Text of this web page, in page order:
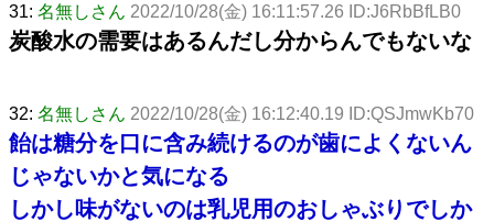
31: 名無しさん 2022/10/28(金) 16:11:57.26 ID:J6RbBfLB0
炭酸水の需要はあるんだし分からんでもないな
32: 名無しさん 2022/10/28(金) 16:12:40.19 ID:QSJmwKb70
飴は糖分を口に含み続けるのが歯によくないん
じゃないかと気になる
しかし味がないのは乳児用のおしゃぶりでしか